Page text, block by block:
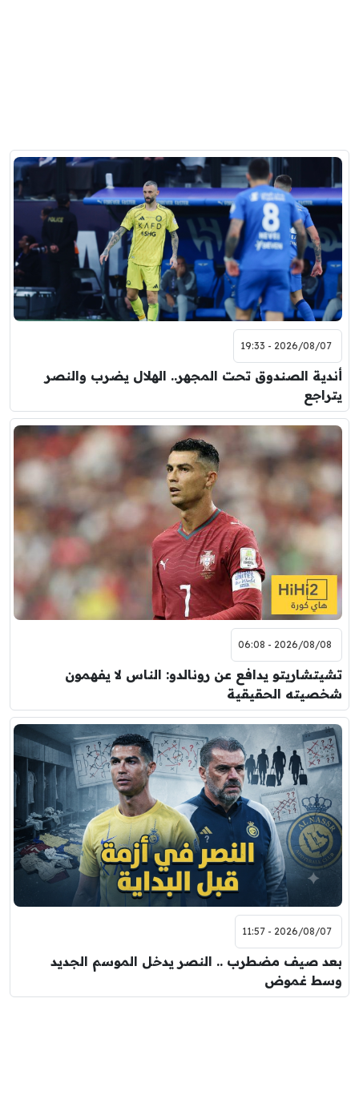
2026/08/07 - 19:33
أندية الصندوق تحت المجهر.. الهلال يضرب والنصر
يتراجع
2026/08/08 - 06:08
تشيتشاريتو يدافع عن رونالدو: الناس لا يفهمون
شخصيته الحقيقية
2026/08/07 - 11:57
بعد صيف مضطرب .. النصر يدخل الموسم الجديد
وسط غموض